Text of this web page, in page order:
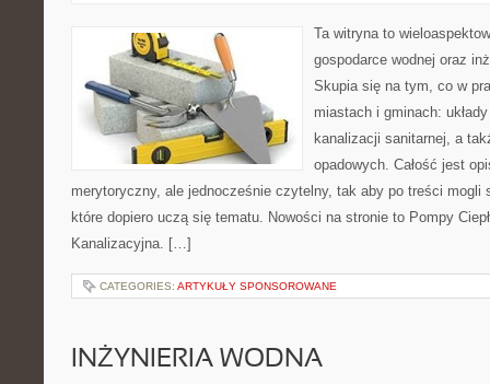
Ta witryna to
gospodarce wodnej oraz
Skupia się na tym, co w
miastach i gminach:
kanalizacji sanitarnej, a
opadowych. Całość jest
merytoryczny, ale jednocześnie czytelny, tak aby po treści mogli
które dopiero uczą się tematu. Nowości na stronie to Pompy
Kanalizacyjna. […]
CATEGORIES: ARTYKUŁY SPONSOROWANE
INŻYNIERIA WODNA